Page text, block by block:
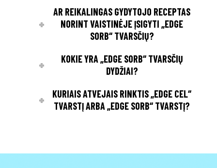
AR REIKALINGAS GYDYTOJO RECEPTAS
NORINT VAISTINĖJE ĮSIGYTI „EDGE
SORB“ TVARSČIŲ?
KOKIE YRA „EDGE SORB“ TVARSČIŲ
DYDŽIAI?
KURIAIS ATVEJAIS RINKTIS „EDGE CEL“
TVARSTĮ ARBA „EDGE SORB“ TVARSTĮ?